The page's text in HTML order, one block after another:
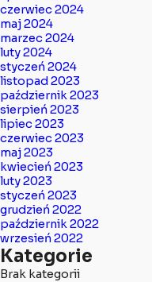
czerwiec 2024
maj 2024
marzec 2024
luty 2024
styczeń 2024
listopad 2023
październik 2023
sierpień 2023
lipiec 2023
czerwiec 2023
maj 2023
kwiecień 2023
luty 2023
styczeń 2023
grudzień 2022
październik 2022
wrzesień 2022
Kategorie
Brak kategorii